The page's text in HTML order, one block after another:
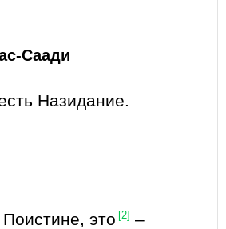
Саади
Назидание.
Поистине, это [2]
–